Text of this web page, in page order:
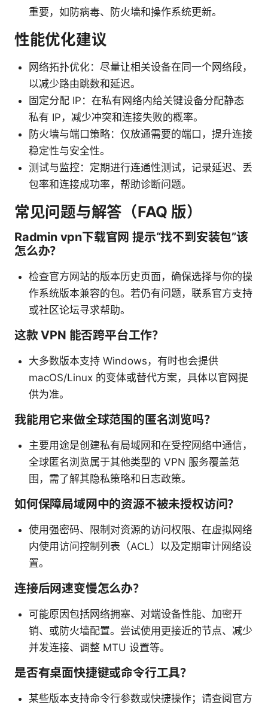
重要，如防病毒、防火墙和操作系统更新。
性能优化建议
网络拓扑优化：尽量让相关设备在同一个网络段，
以减少路由跳数和延迟。
固定分配 IP：在私有网络内给关键设备分配静态
私有 IP，减少冲突和连接失败的概率。
防火墙与端口策略：仅放通需要的端口，提升连接
稳定性与安全性。
测试与监控：定期进行连通性测试，记录延迟、丢
包率和连接成功率，帮助诊断问题。
常见问题与解答（FAQ 版）
Radmin vpn下载官网 提示“找不到安装包”该
怎么办？
检查官方网站的版本历史页面，确保选择与你的操
作系统版本兼容的包。若仍有问题，联系官方支持
或社区论坛寻求帮助。
这款 VPN 能否跨平台工作？
大多数版本支持 Windows，有时也会提供
macOS/Linux 的变体或替代方案，具体以官网提
供为准。
我能用它来做全球范围的匿名浏览吗？
主要用途是创建私有局域网和在受控网络中通信，
全球匿名浏览属于其他类型的 VPN 服务覆盖范
围，需了解其隐私策略和日志政策。
如何保障局域网中的资源不被未授权访问？
使用强密码、限制对资源的访问权限、在虚拟网络
内使用访问控制列表（ACL）以及定期审计网络设
置。
连接后网速变慢怎么办？
可能原因包括网络拥塞、对端设备性能、加密开
销、或防火墙配置。尝试使用更接近的节点、减少
并发连接、调整 MTU 设置等。
是否有桌面快捷键或命令行工具？
某些版本支持命令行参数或快捷操作；请查阅官方